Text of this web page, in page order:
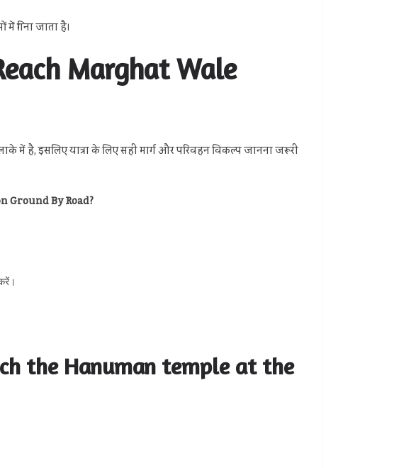
में गिना जाता है।
Marghat Wale
में है, इसलिए यात्रा के लिए सही मार्ग और परिवहन विकल्प जानना जरूरी
Ground By Road?
the Hanuman temple at the